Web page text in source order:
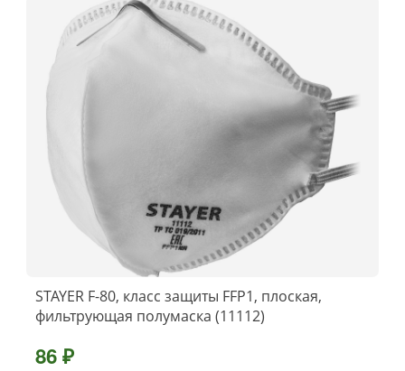
STAYER F-80, класс защиты FFP1, плоская,
фильтрующая полумаска (11112)
86 ₽